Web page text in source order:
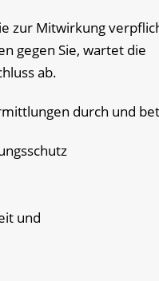
zur Mitwirkung
gegen Sie, wartet die
ab.
durch und
und